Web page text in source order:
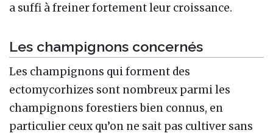
a suffi à freiner fortement leur croissance.
Les champignons concernés
Les champignons qui forment des
ectomycorhizes sont nombreux parmi les
champignons forestiers bien connus, en
particulier ceux qu’on ne sait pas cultiver sans